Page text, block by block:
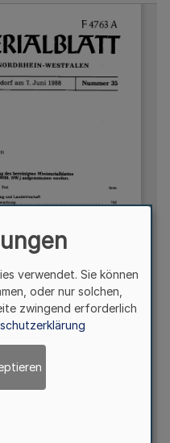
verwendet. Sie können
oder nur solchen,
zwingend erforderlich